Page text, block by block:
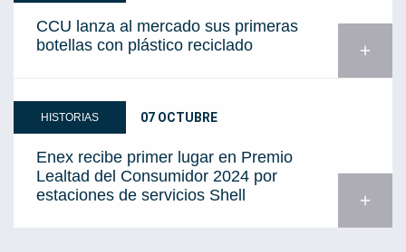
CCU lanza al mercado sus primeras
botellas con plástico reciclado
add
HISTORIAS 07 OCTUBRE
Enex recibe primer lugar en Premio
Lealtad del Consumidor 2024 por
estaciones de servicios Shell
add